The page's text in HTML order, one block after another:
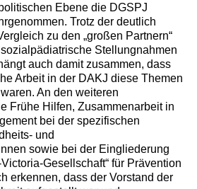
Ebene die DGSPJ
Trotz der deutlich
zu den „großen Partnern“
Stellungnahmen
auch damit zusammen, dass
Arbeit in der DAKJ diese Themen
An den weiteren
Frühe Hilfen, Zusammenarbeit in
bei der spezifischen
und
sowie bei der Eingliederung
Gesellschaft“ für Prävention
erkennen, dass der Vorstand der